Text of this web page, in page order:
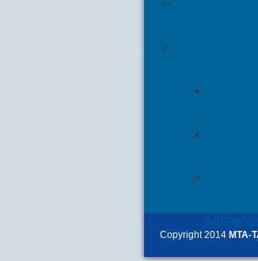
Tudomány a
Copyright 2014 MTA-